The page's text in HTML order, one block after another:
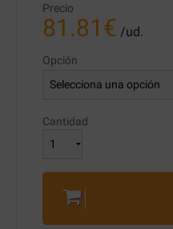
Precio
81.81 € /ud.
Opción
Cantidad